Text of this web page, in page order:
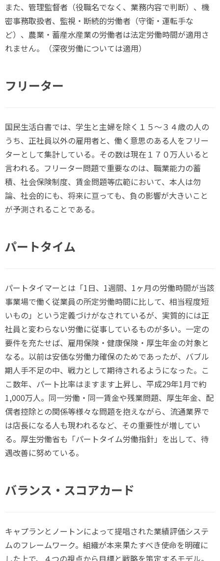
また、管理監督者（役職名でなく、業務内容で判断）、機
密事務取扱者、監視・断続的労働者（守衛・運転手な
ど）、農業・蓄産水産業の労働者は法定労働時間が適用さ
れません。（深夜労働については適用）
フリーター
国民生活白書では、学生と主婦を除く１５～３４歳の人の
うち、正社員以外の雇用者と、働く意思のある人をフリー
ターとして集計している。その数は現在１７０万人いると
言われる。フリーター問題で重要なのは、職業能力の蓄
積、社会保険制度、賃金問題等広範において、本人は勿
論、社会的にも、将来に亘っても、負の影響が大きいこと
が予測されることである。
パートタイム
パートタイマーとは「1日、1週間、1ヶ月の労働時間が当該
事業場で働く従業員の所定労働時間に比して、相当程度短
いもの」という定義づけがなされているが、実質的には正
社員と変わらない労働に従事しているものが多い。一定の
要件を充たせば、雇用保険・健康保険・厚生年金の対象と
なる。以前は安価な労働力確保のためであったが、バブル
期人手不足の中、戦力として期待されるようになった。こ
こ数年、パート比率はますます上昇し、平成29年1月で約
1,000万人。同一労働・同一賃金や残業問題、厚生年金、配
偶者控除との関係等様々な問題を抱えながら、流通業界で
は店長になる人も現われるなど、その重要性が増してい
る。厚生労働省も「パートタイム労働指針」を出して、待
遇改善に努めている。
バランス・スコアカード
キャプランとノートンによって提唱された業績評価システ
ムのフレームワーク。組織が本来果たすべき使命を明確に
した上で、４つの視点から目標と戦略を策定するモデル。